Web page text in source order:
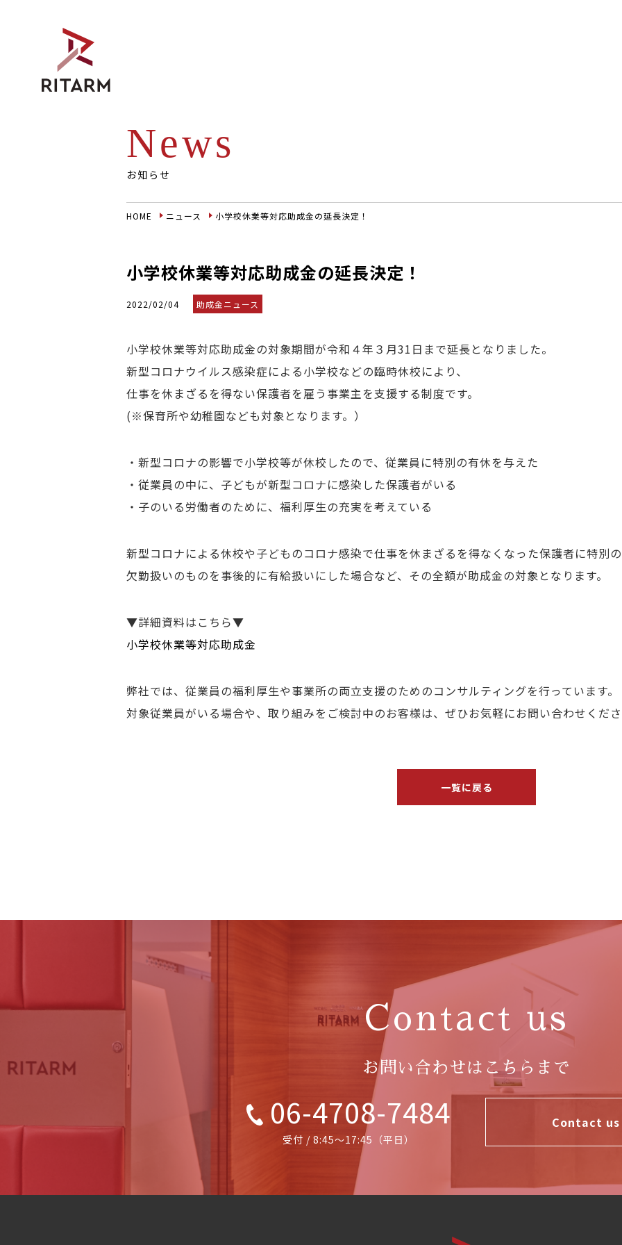
News
お知らせ
HOME ニュース 小学校休業等対応助成金の延長決定！
小学校休業等対応助成金の延長決定！
2022/02/04 助成金ニュース
小学校休業等対応助成金の対象期間が令和４年３月31日まで延長となりました。
新型コロナウイルス感染症による小学校などの臨時休校により、
仕事を休まざるを得ない保護者を雇う事業主を支援する制度です。
(※保育所や幼稚園なども対象となります。）
・新型コロナの影響で小学校等が休校したので、従業員に特別の有休を与えた
・従業員の中に、子どもが新型コロナに感染した保護者がいる
・子のいる労働者のために、福利厚生の充実を考えている
新型コロナによる休校や子どものコロナ感染で仕事を休まざるを得なくなった保護者に特別
欠勤扱いのものを事後的に有給扱いにした場合など、その全額が助成金の対象となります。
▼詳細資料はこちら▼
小学校休業等対応助成金
弊社では、従業員の福利厚生や事業所の両立支援のためのコンサルティングを行っています。
対象従業員がいる場合や、取り組みをご検討中のお客様は、ぜひお気軽にお問い合わせくだ
一覧に戻る
Contact us
お問い合わせはこちらまで
06-4708-7484
受付 / 8:45〜17:45（平日）
Contact us